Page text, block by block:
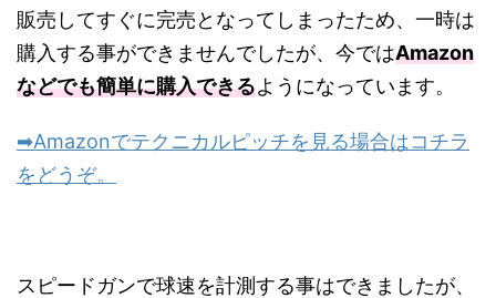
販売してすぐに完売となってしまったため、一時は
購入する事ができませんでしたが、今ではAmazon
などでも簡単に購入できるようになっています。
➡Amazonでテクニカルピッチを見る場合はコチラ
をどうぞ。
スピードガンで球速を計測する事はできましたが、